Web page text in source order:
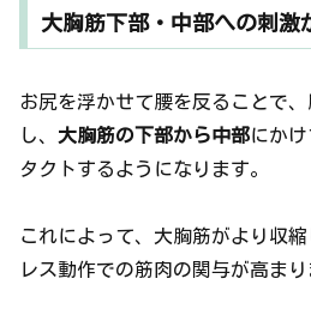
大胸筋下部・中部への刺激
お尻を浮かせて腰を反ることで
し、 大胸筋の下部から中部にか
タクトするようになります。
これによって、大胸筋がより収
レス動作での筋肉の関与が高まり